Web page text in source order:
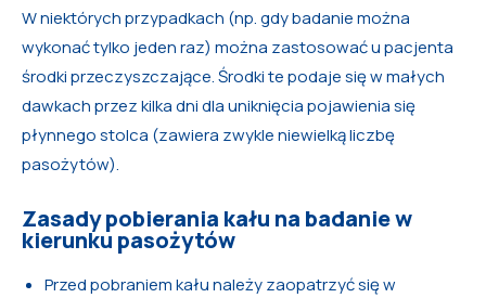
W niektórych przypadkach (np. gdy badanie można
wykonać tylko jeden raz) można zastosować u pacjenta
środki przeczyszczające. Środki te podaje się w małych
dawkach przez kilka dni dla uniknięcia pojawienia się
płynnego stolca (zawiera zwykle niewielką liczbę
pasożytów).
Zasady pobierania kału na badanie w
kierunku pasożytów
Przed pobraniem kału należy zaopatrzyć się w